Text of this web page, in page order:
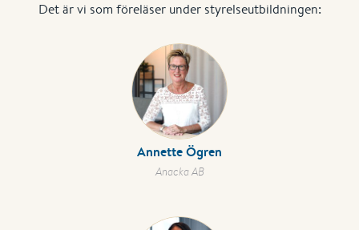
Det är vi som föreläser under styrelseutbildningen:
Annette Ögren
Anacka AB